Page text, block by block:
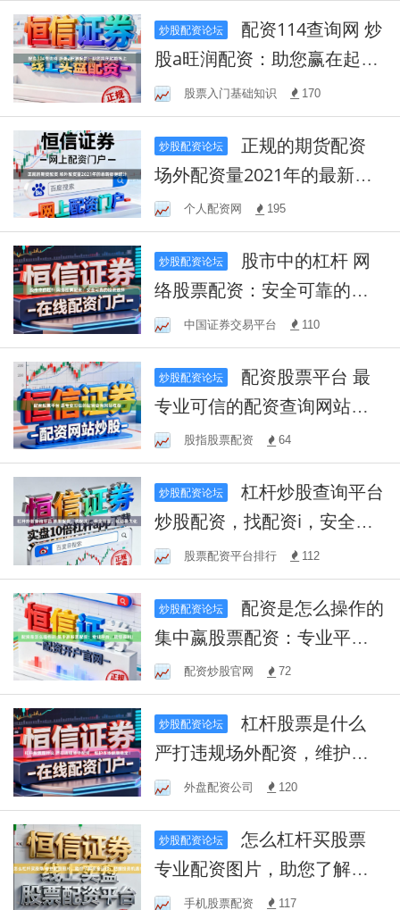
炒股配资论坛
股a旺润配资：助您赢在起跑
线上股票入门基础知识 170
炒股配资论坛
场外配资量2021年的最新数
据统计个人配资网 195
炒股配资论坛
络股票配资：安全可靠的投
资选择中国证券交易平台 110
炒股配资论坛
专业可信的配资查询网站推
荐
股指股票配资 64
炒股配资论坛
杠杆炒股查询平台
炒股配资，找配资i，安全可
靠，收益最大化
股票配资平台排行 112
炒股配资论坛
集中嬴股票配资：专业平
台，助您盈利！
配资炒股官网 72
炒股配资论坛
杠杆股票是什么
严打违规场外配资，维护市
场健康稳定！
外盘配资公司 120
炒股配资论坛
怎么杠杆买股票
专业配资图片，助您了解资
金运作，把握投资机遇！
手机股票配资 117